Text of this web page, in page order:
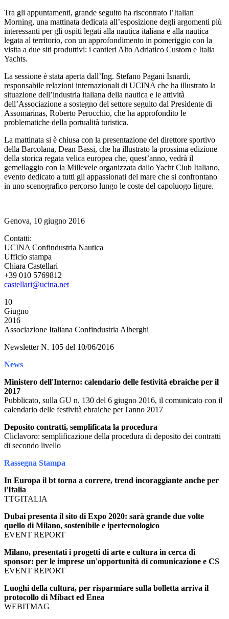
Tra gli appuntamenti, grande seguito ha riscontrato l’Italian
Morning, una mattinata dedicata all’esposizione degli argomenti più
interessanti per gli ospiti legati alla nautica italiana e alla nautica
legata al territorio, con un approfondimento in pomeriggio con la
visita a due siti produttivi: i cantieri Alto Adriatico Custom e Italia
Yachts.
La sessione è stata aperta dall’Ing. Stefano Pagani Isnardi,
responsabile relazioni internazionali di UCINA che ha illustrato la
situazione dell’industria italiana della nautica e le attività
dell’Associazione a sostegno del settore seguito dal Presidente di
Assomarinas, Roberto Perocchio, che ha approfondito le
problematiche della portualità turistica.
La mattinata si è chiusa con la presentazione del direttore sportivo
della Barcolana, Dean Bassi, che ha illustrato la prossima edizione
della storica regata velica europea che, quest’anno, vedrà il
gemellaggio con la Millevele organizzata dallo Yacht Club Italiano,
evento dedicato a tutti gli appassionati del mare che si confrontano
in uno scenografico percorso lungo le coste del capoluogo ligure.
Genova, 10 giugno 2016
Contatti:
UCINA Confindustria Nautica
Ufficio stampa
Chiara Castellari
+39 010 5769812
castellari@ucina.net
10
Giugno
2016
Associazione Italiana Confindustria Alberghi
Newsletter N. 105 del 10/06/2016
News
Ministero dell'Interno: calendario delle festività ebraiche per il
2017
Pubblicato, sulla GU n. 130 del 6 giugno 2016, il comunicato con il
calendario delle festività ebraiche per l'anno 2017
Deposito contratti, semplificata la procedura
Cliclavoro: semplificazione della procedura di deposito dei contratti
di secondo livello
Rassegna Stampa
In Europa il bt torna a correre, trend incoraggiante anche per
l'Italia
TTGITALIA
Dubai presenta il sito di Expo 2020: sarà grande due volte
quello di Milano, sostenibile e ipertecnologico
EVENT REPORT
Milano, presentati i progetti di arte e cultura in cerca di
sponsor: per le imprese un'opportunità di comunicazione e CS
EVENT REPORT
Luoghi della cultura, per risparmiare sulla bolletta arriva il
protocollo di Mibact ed Enea
WEBITMAG